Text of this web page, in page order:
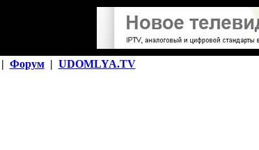
| Форум | UDOMLYA.TV